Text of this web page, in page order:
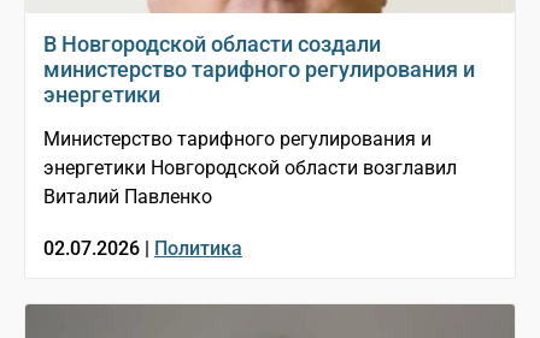
В Новгородской области создали
министерство тарифного регулирования и
энергетики
Министерство тарифного регулирования и
энергетики Новгородской области возглавил
Виталий Павленко
02.07.2026 | Политика